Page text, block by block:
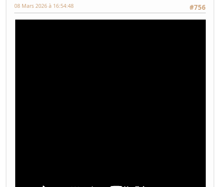
#756
08 Mars 2026 à 16:54:48